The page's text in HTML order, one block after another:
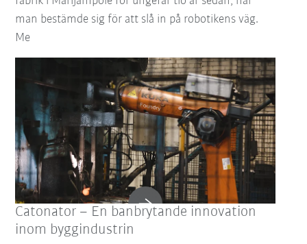
man bestämde sig för att slå in på robotikens väg.
Me
Catonator – En banbrytande innovation
inom byggindustrin